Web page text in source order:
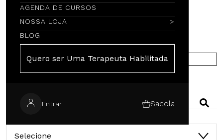
AGENDA DE CURSOS
NOSSA LOJA
BLOG
Quero ser Uma Terapeuta Habilitada
Entrar Sacola
Encontre por Nome
COMPRE NA EUROPA
Selecione